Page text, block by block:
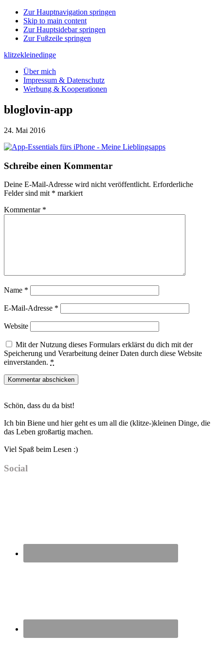
Zur Hauptnavigation springen
Skip to main content
Zur Hauptsidebar springen
Zur Fußzeile springen
klitzekleinedinge
Über mich
Impressum & Datenschutz
Werbung & Kooperationen
bloglovin-app
24. Mai 2016
Leser-
Schreibe einen Kommentar
Deine E-Mail-Adresse wird nicht veröffentlicht. Erforderliche
Felder sind mit * markiert
Kommentar *
Name *
E-Mail-Adresse *
Website
Mit der Nutzung dieses Formulars erklärst du dich mit der
Speicherung und Verarbeitung deiner Daten durch diese Website
einverstanden. *
Sidebar
Schön, dass du da bist!
Ich bin Biene und hier geht es um all die (klitze-)kleinen Dinge, die
das Leben großartig machen.
Viel Spaß beim Lesen :)
Social